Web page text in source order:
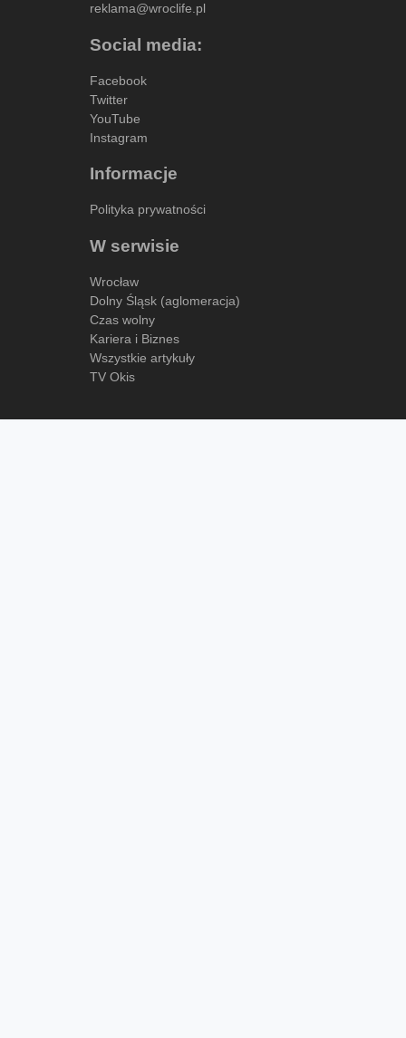
reklama@wroclife.pl
Social media:
Facebook
Twitter
YouTube
Instagram
Informacje
Polityka prywatności
W serwisie
Wrocław
Dolny Śląsk (aglomeracja)
Czas wolny
Kariera i Biznes
Wszystkie artykuły
TV Okis